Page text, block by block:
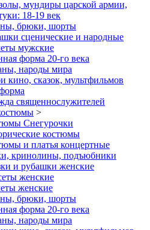
мундиры царской армии,
18-19 век
брюки, шорты
сценические и народные
мужские
форма 20-го века
народы мира
кино, сказок, мультфильмов
священнослужителей
>
Снегурочки
костюмы
и платья концертные
кринолины, подъюбники
и рубашки женские
женские
женские
брюки, шорты
форма 20-го века
народы мира